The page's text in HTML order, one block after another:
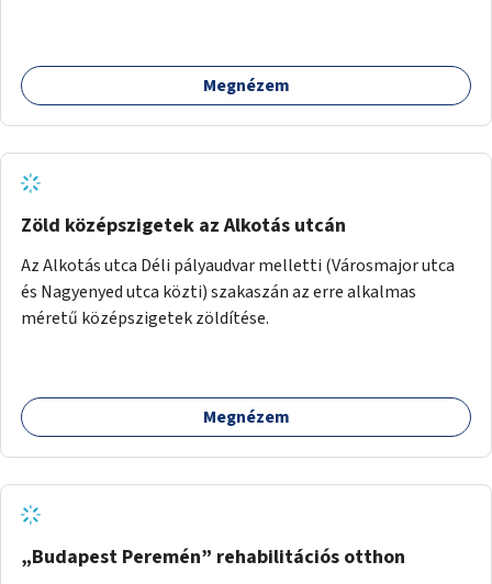
vagy akár egyes egyirányú utcák megnyitását
szembeforgalmú kerékpározásra.
Megnézem
Zöld középszigetek az Alkotás utcán
Az Alkotás utca Déli pályaudvar melletti (Városmajor utca
és Nagyenyed utca közti) szakaszán az erre alkalmas
méretű középszigetek zöldítése.
Megnézem
„Budapest Peremén” rehabilitációs otthon